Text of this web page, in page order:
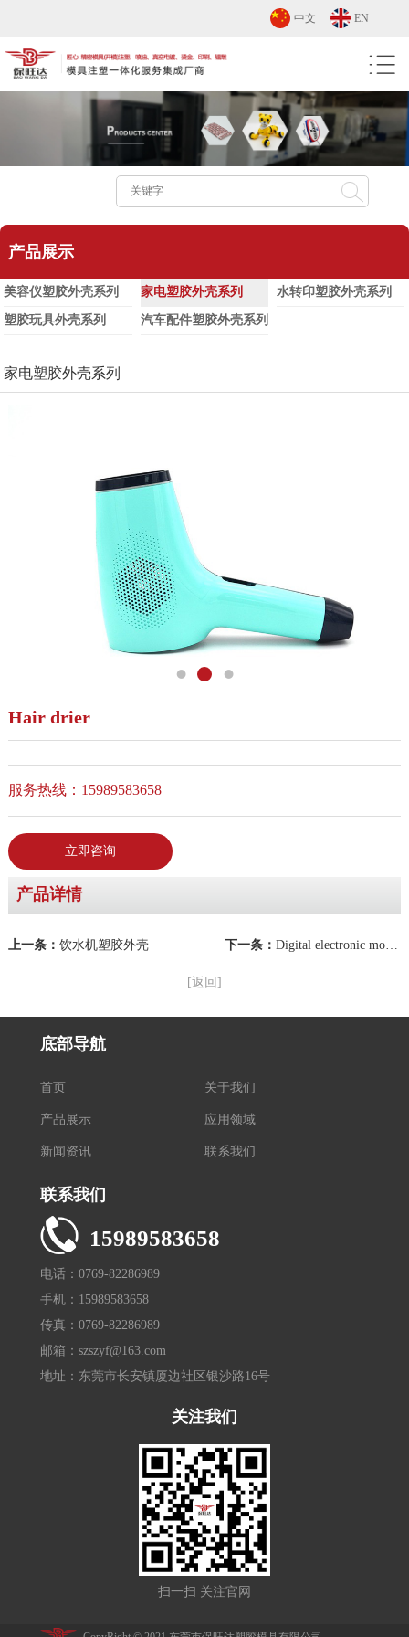
中文 EN
产品展示
美容仪塑胶外壳系列 家电塑胶外壳系列 水转印塑胶外壳系列
塑胶玩具外壳系列 汽车配件塑胶外壳系列
家电塑胶外壳系列
Hair drier
服务热线：15989583658
立即咨询
产品详情
上一条： 饮水机塑胶外壳 下一条： Digital electronic mould
[返回]
底部导航
首页 关于我们
产品展示 应用领域
新闻资讯 联系我们
联系我们
15989583658
电话：0769-82286989
手机：15989583658
传真：0769-82286989
邮箱：szszyf@163.com
地址：东莞市长安镇厦边社区银沙路16号
关注我们
扫一扫 关注官网